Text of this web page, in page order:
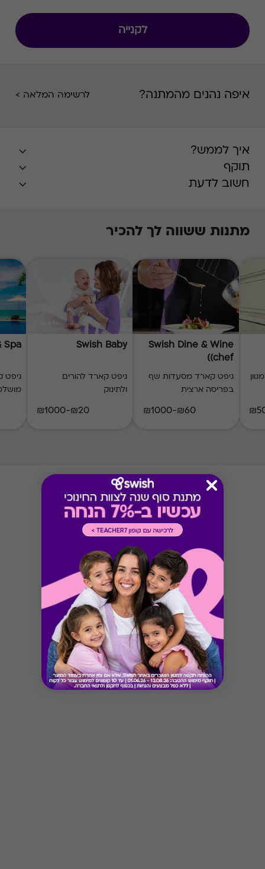
הולדת, ימי גיבוש, קבוצות וילדים.
לקנייה
איפה נהנים מהמתנה? לרשימה המלאה >
איך לממש?
תוקף
חשוב לדעת
מתנות ששווה לך להכיר
Swish Dine & Wine
(chef)
גיפט קארד מסעדות שף
בפריסה ארצית
₪60-₪1000
Swish Baby
גיפט קארד להורים
ולתינוק
₪20-₪1000
Spa
גיפט